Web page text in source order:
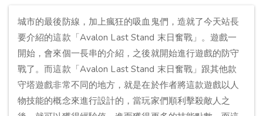
城市的最後防線，加上瘋狂的吸血鬼們，造就了今天站長
要介紹的這款「Avalon Last Stand 末日奮戰」。遊戲一
開始，會來個一長串的介紹，之後就開始進行遊戲的防守
戰了。而這款「Avalon Last Stand 末日奮戰」跟其他款
守塔遊戲非常不同的地方，就是在於作者將這款遊戲以人
物技能的概念來進行設計的，當玩家們順利擊殺敵人之